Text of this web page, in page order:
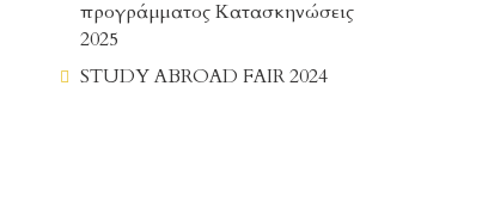
προγράμματος Κατασκηνώσεις
2025
STUDY ABROAD FAIR 2024